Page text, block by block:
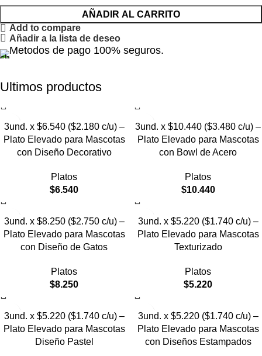
AÑADIR AL CARRITO
Add to compare
Añadir a la lista de deseo
Metodos de pago 100% seguros.
Ultimos productos
3und. x $6.540 ($2.180 c/u) –
Plato Elevado para Mascotas
con Diseño Decorativo
Platos
$6.540
3und. x $10.440 ($3.480 c/u) –
Plato Elevado para Mascotas
con Bowl de Acero
Platos
$10.440
3und. x $8.250 ($2.750 c/u) –
Plato Elevado para Mascotas
con Diseño de Gatos
Platos
$8.250
3und. x $5.220 ($1.740 c/u) –
Plato Elevado para Mascotas
Texturizado
Platos
$5.220
3und. x $5.220 ($1.740 c/u) –
Plato Elevado para Mascotas
Diseño Pastel
3und. x $5.220 ($1.740 c/u) –
Plato Elevado para Mascotas
con Diseños Estampados